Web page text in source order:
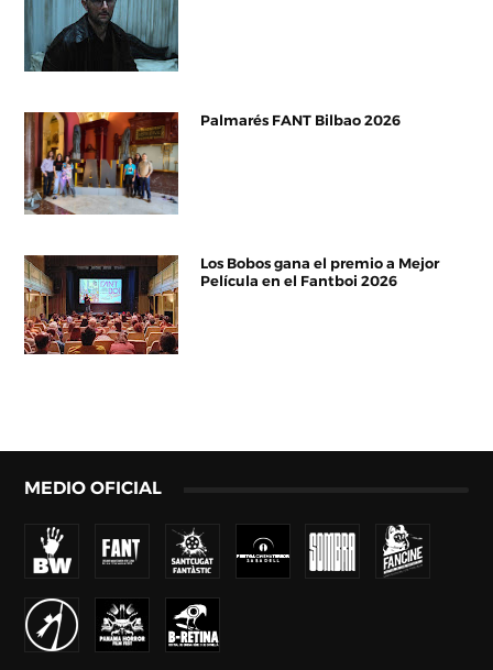
Palmarés FANT Bilbao 2026
Los Bobos gana el premio a Mejor
Película en el Fantboi 2026
MEDIO OFICIAL